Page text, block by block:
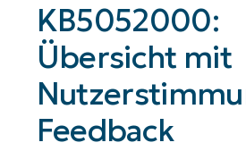
KB5052000:
Übersicht mit
Feedback